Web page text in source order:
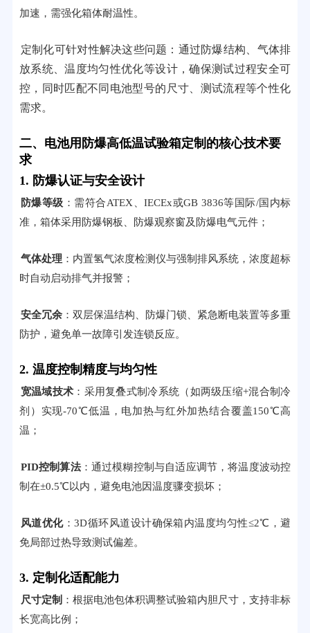
加速，需强化箱体耐温性。
定制化可针对性解决这些问题：通过防爆结构、气体排
放系统、温度均匀性优化等设计，确保测试过程安全可
控，同时匹配不同电池型号的尺寸、测试流程等个性化
需求。
二、电池用防爆高低温试验箱定制的核心技术要
求
1. 防爆认证与安全设计
防爆等级 ：需符合ATEX、IECEx或GB 3836等国际/国内标
准，箱体采用防爆钢板、防爆观察窗及防爆电气元件；
气体处理：内置氢气浓度检测仪与强制排风系统，浓度超标
时自动启动排气并报警；
安全冗余：双层保温结构、防爆门锁、紧急断电装置等多重
防护，避免单一故障引发连锁反应。
2. 温度控制精度与均匀性
宽温域技术 ：采用复叠式制冷系统（如两级压缩+混合制冷
剂）实现-70℃低温，电加热与红外加热结合覆盖150℃高
温；
PID控制算法：通过模糊控制与自适应调节，将温度波动控
制在±0.5℃以内，避免电池因温度骤变损坏；
风道优化：3D循环风道设计确保箱内温度均匀性≤2℃，避
免局部过热导致测试偏差。
3. 定制化适配能力
尺寸定制 ：根据电池包体积调整试验箱内胆尺寸，支持非标
长宽高比例；